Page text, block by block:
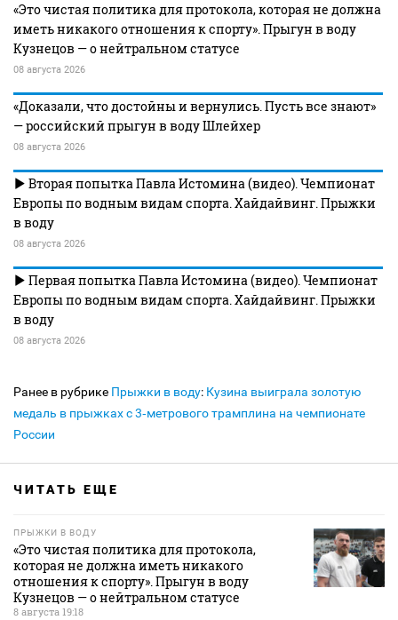
«Это чистая политика для протокола, которая не должна
иметь никакого отношения к спорту». Прыгун в воду
Кузнецов — о нейтральном статусе
08 августа 2026
«Доказали, что достойны и вернулись. Пусть все знают»
— российский прыгун в воду Шлейхер
08 августа 2026
Вторая попытка Павла Истомина (видео). Чемпионат
Европы по водным видам спорта. Хайдайвинг. Прыжки
в воду
08 августа 2026
Первая попытка Павла Истомина (видео). Чемпионат
Европы по водным видам спорта. Хайдайвинг. Прыжки
в воду
08 августа 2026
Ранее в рубрике Прыжки в воду: Кузина выиграла золотую
медаль в прыжках с 3‑метрового трамплина на чемпионате
России
ЧИТАТЬ ЕЩЕ
ПРЫЖКИ В ВОДУ
«Это чистая политика для протокола,
которая не должна иметь никакого
отношения к спорту». Прыгун в воду
Кузнецов — о нейтральном статусе
8 августа 19:18